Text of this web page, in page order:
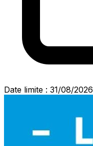
Date limite : 31/08/2026